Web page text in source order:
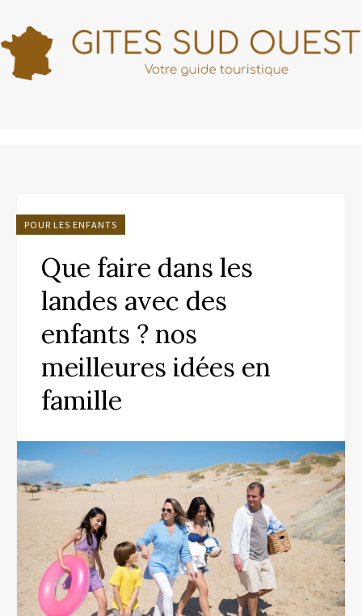
POUR LES ENFANTS
Que faire dans les
landes avec des
enfants ? nos
meilleures idées en
famille